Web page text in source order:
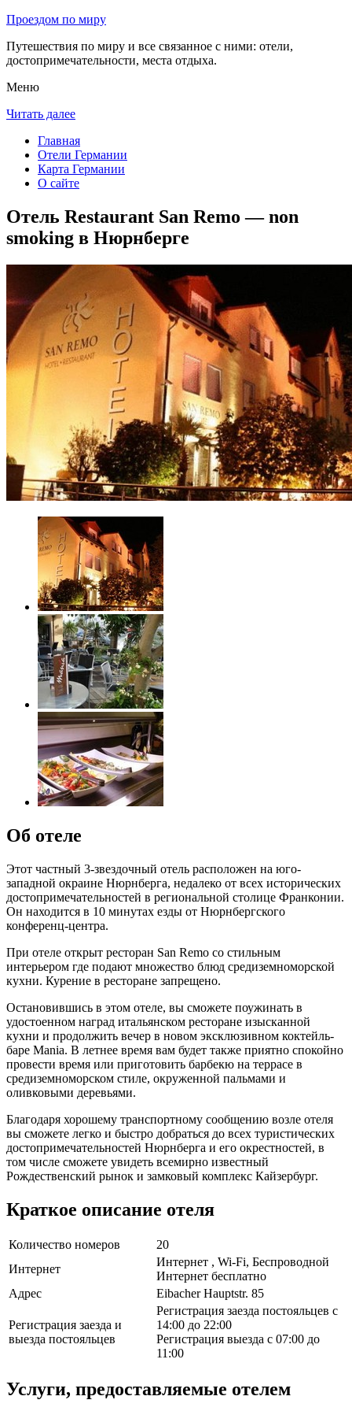
Проездом по миру
Путешествия по миру и все связанное с ними: отели,
достопримечательности, места отдыха.
Меню
Читать далее
Главная
Отели Германии
Карта Германии
О сайте
Отель Restaurant San Remo — non
smoking в Нюрнберге
Об отеле
Этот частный 3-звездочный отель расположен на юго-
западной окраине Нюрнберга, недалеко от всех исторических
достопримечательностей в региональной столице Франконии.
Он находится в 10 минутах езды от Нюрнбергского
конференц-центра.
При отеле открыт ресторан San Remo со стильным
интерьером где подают множество блюд средиземноморской
кухни. Курение в ресторане запрещено.
Остановившись в этом отеле, вы сможете поужинать в
удостоенном наград итальянском ресторане изысканной
кухни и продолжить вечер в новом эксклюзивном коктейль-
баре Mania. В летнее время вам будет также приятно спокойно
провести время или приготовить барбекю на террасе в
средиземноморском стиле, окруженной пальмами и
оливковыми деревьями.
Благодаря хорошему транспортному сообщению возле отеля
вы сможете легко и быстро добраться до всех туристических
достопримечательностей Нюрнберга и его окрестностей, в
том числе сможете увидеть всемирно известный
Рождественский рынок и замковый комплекс Кайзербург.
Краткое описание отеля
Количество номеров
20
Интернет
Интернет , Wi-Fi, Беспроводной
Интернет бесплатно
Адрес
Eibacher Hauptstr. 85
Регистрация заезда и
выезда постояльцев
Регистрация заезда постояльцев с
14:00 до 22:00
Регистрация выезда с 07:00 до
11:00
Услуги, предоставляемые отелем